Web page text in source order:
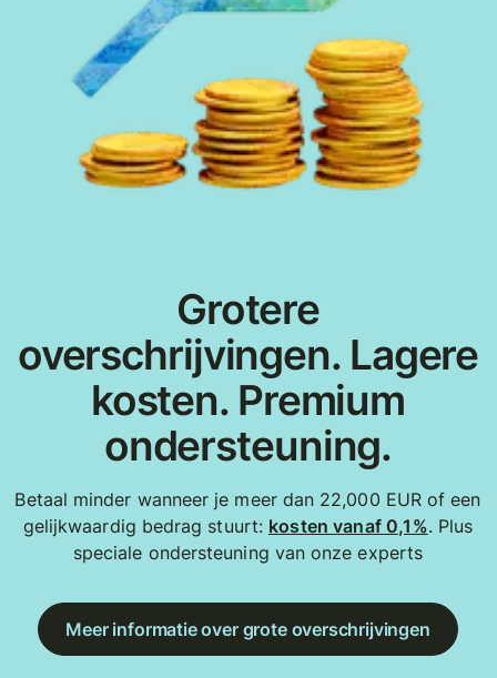
Grotere
overschrijvingen. Lagere
kosten. Premium
ondersteuning.
Betaal minder wanneer je meer dan 22,000 EUR of een
gelijkwaardig bedrag stuurt: kosten vanaf 0,1%. Plus
speciale ondersteuning van onze experts
Meer informatie over grote overschrijvingen